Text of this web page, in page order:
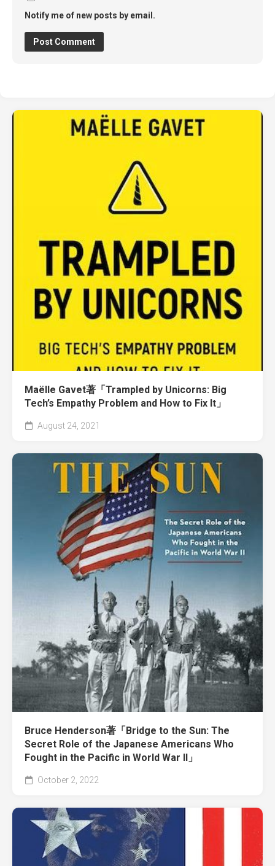
Notify me of new posts by email.
Maëlle Gavet著「Trampled by Unicorns: Big
Tech’s Empathy Problem and How to Fix It」
August 24, 2021
Bruce Henderson著「Bridge to the Sun: The
Secret Role of the Japanese Americans Who
Fought in the Pacific in World War II」
October 2, 2022